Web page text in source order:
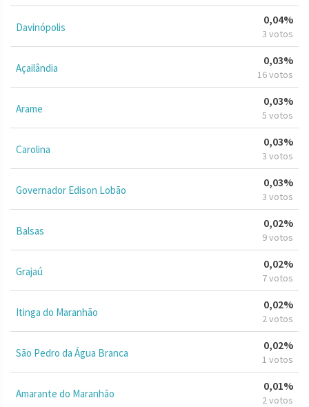
Davinópolis
0,04%
3 votos
Açailândia
0,03%
16 votos
Arame
0,03%
5 votos
Carolina
0,03%
3 votos
Governador Edison Lobão
0,03%
3 votos
Balsas
0,02%
9 votos
Grajaú
0,02%
7 votos
Itinga do Maranhão
0,02%
2 votos
São Pedro da Água Branca
0,02%
1 votos
Amarante do Maranhão
0,01%
2 votos